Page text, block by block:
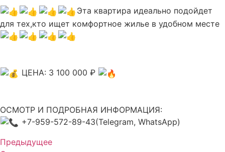
Эта квартира идеально подойдет
для тех,кто ищет комфортное жилье в удобном месте
ЦЕНА: 3 100 000 ₽
ОСМОТР И ПОДРОБНАЯ ИНФОРМАЦИЯ:
+7-959-572-89-43(Telegram, WhatsApp)
Предыдущее